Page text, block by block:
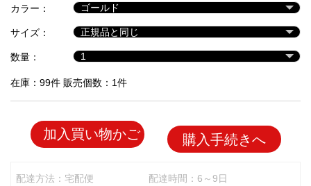
ル
品
カラー：
サイズ：
数量：
在庫：99件 販売個数：1件
加入買い物かご 購入手続きへ
配達方法：宅配便
配達時間：6～9日